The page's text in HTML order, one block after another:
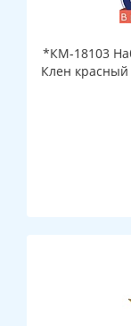
*КМ-18103
Клен красный